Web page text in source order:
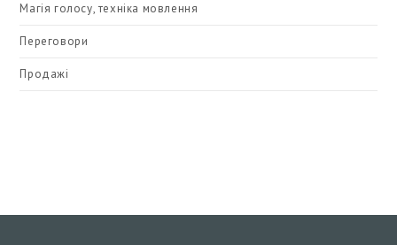
Магія голосу, техніка мовлення
Переговори
Продажі